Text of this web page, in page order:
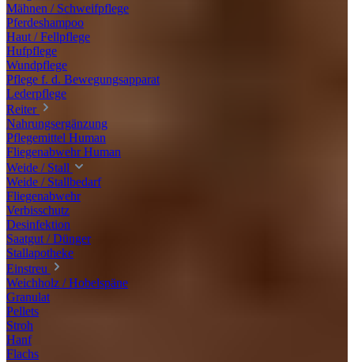
Mähnen / Schweifpflege
Pferdeshampoo
Haut / Fellpflege
Hufpflege
Wundpflege
Pflege f. d. Bewegungsapparat
Lederpflege
Reiter
Nahrungsergänzung
Pflegemittel Human
Fliegenabwehr Human
Weide / Stall
Weide / Stallbedarf
Fliegenabwehr
Verbisschutz
Desinfektion
Saatgut / Dünger
Stallapotheke
Einstreu
Weichholz / Hobelspäne
Granulat
Pellets
Stroh
Hanf
Flachs